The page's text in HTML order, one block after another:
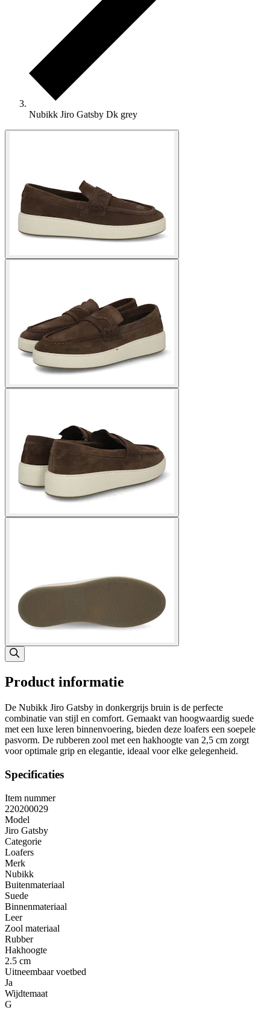
Nubikk Jiro Gatsby Dk grey
Product informatie
De Nubikk Jiro Gatsby in donkergrijs bruin is de perfecte
combinatie van stijl en comfort. Gemaakt van hoogwaardig suede
met een luxe leren binnenvoering, bieden deze loafers een soepele
pasvorm. De rubberen zool met een hakhoogte van 2,5 cm zorgt
voor optimale grip en elegantie, ideaal voor elke gelegenheid.
Specificaties
Item nummer
220200029
Model
Jiro Gatsby
Categorie
Loafers
Merk
Nubikk
Buitenmateriaal
Suede
Binnenmateriaal
Leer
Zool materiaal
Rubber
Hakhoogte
2.5 cm
Uitneembaar voetbed
Ja
Wijdtemaat
G